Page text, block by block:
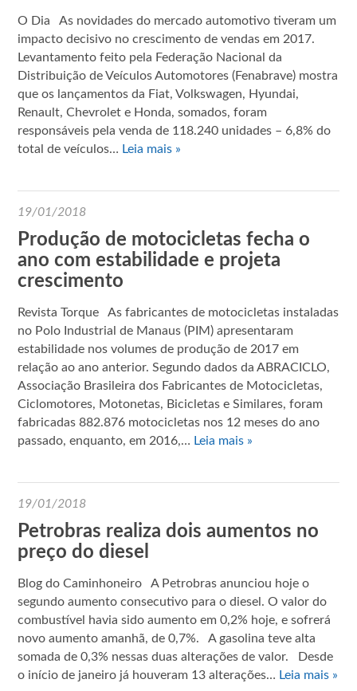
O Dia As novidades do mercado automotivo tiveram um
impacto decisivo no crescimento de vendas em 2017.
Levantamento feito pela Federação Nacional da
Distribuição de Veículos Automotores (Fenabrave) mostra
que os lançamentos da Fiat, Volkswagen, Hyundai,
Renault, Chevrolet e Honda, somados, foram
responsáveis pela venda de 118.240 unidades – 6,8% do
total de veículos… Leia mais »
19/01/2018
Produção de motocicletas fecha o
ano com estabilidade e projeta
crescimento
Revista Torque As fabricantes de motocicletas instaladas
no Polo Industrial de Manaus (PIM) apresentaram
estabilidade nos volumes de produção de 2017 em
relação ao ano anterior. Segundo dados da ABRACICLO,
Associação Brasileira dos Fabricantes de Motocicletas,
Ciclomotores, Motonetas, Bicicletas e Similares, foram
fabricadas 882.876 motocicletas nos 12 meses do ano
passado, enquanto, em 2016,… Leia mais »
19/01/2018
Petrobras realiza dois aumentos no
preço do diesel
Blog do Caminhoneiro A Petrobras anunciou hoje o
segundo aumento consecutivo para o diesel. O valor do
combustível havia sido aumento em 0,2% hoje, e sofrerá
novo aumento amanhã, de 0,7%. A gasolina teve alta
somada de 0,3% nessas duas alterações de valor. Desde
o início de janeiro já houveram 13 alterações… Leia mais »